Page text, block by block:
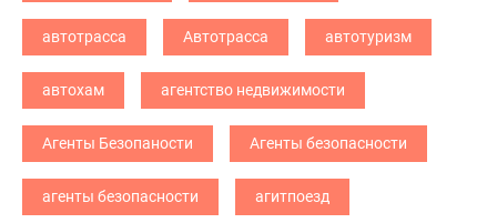
автотрасса Автотрасса автотуризм
автохам агентство недвижимости
Агенты Безопаности Агенты безопасности
агенты безопасности агитпоезд